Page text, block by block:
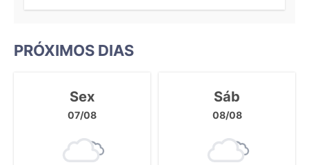
PRÓXIMOS DIAS
Sex
07/08
Sáb
08/08